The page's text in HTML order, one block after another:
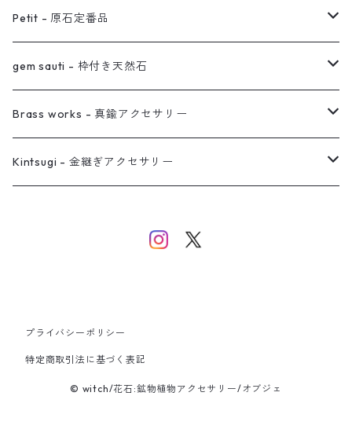
オーダー用ページ
真鍮イヤーカフ
ネックレス
ピアス
イヤーカフ
バングル
ピアス
リング
ネックレス
イヤーカフ
Petit - 原石定番品
ピアス
リング
ネックレス
gem sauti - 枠付き天然石
ピアス
ネックレス
Brass works - 真鍮アクセサリー
リング
バングル
Kintsugi - 金継ぎアクセサリー
プライバシーポリシー
特定商取引法に基づく表記
© witch/花石:鉱物植物アクセサリー/オブジェ